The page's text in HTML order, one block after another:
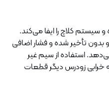
سیستم کلاچ را ایفا می‌کند.
تأخیر شده و فشار اضافی
استفاده از سیم غیر
خرابی زودرس دیگر قطعات